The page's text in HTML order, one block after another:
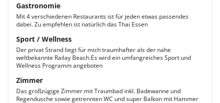
Gastronomie
Mit 4 verschiedenen Restaurants ist für jeden etwas passendes
dabei. Zu empfehlen ist natürlich das Thai Essen
Sport / Wellness
Der privat Strand liegt für mich traumhafter als der nahe
weltbekannte Railay Beach.Es wird ein umfangreiches Sport und
Wellness Programm angeboten
Zimmer
Das großzügige Zimmer mit Traumbad inkl. Badewanne und
Regendusche sowie getrennten WC und super Balkon mit Hammer